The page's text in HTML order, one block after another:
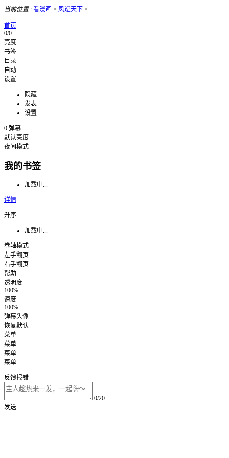
当前位置: 看漫画 > 凤逆天下 >
首页
0/0
亮度
书签
目录
自动
设置
隐藏
发表
设置
0 弹幕
默认亮度
夜间模式
我的书签
加载中...
详情
升序
加载中...
卷轴模式
左手翻页
右手翻页
帮助
透明度
100%
速度
100%
弹幕头像
恢复默认
菜单
菜单
菜单
菜单
反馈报错
0/20
发送